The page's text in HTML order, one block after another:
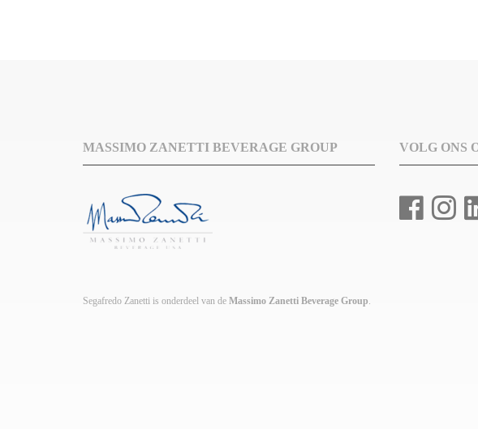
MASSIMO ZANETTI BEVERAGE GROUP
Segafredo Zanetti is onderdeel van de Massimo Zanetti Beverage Group.
VOLG ONS